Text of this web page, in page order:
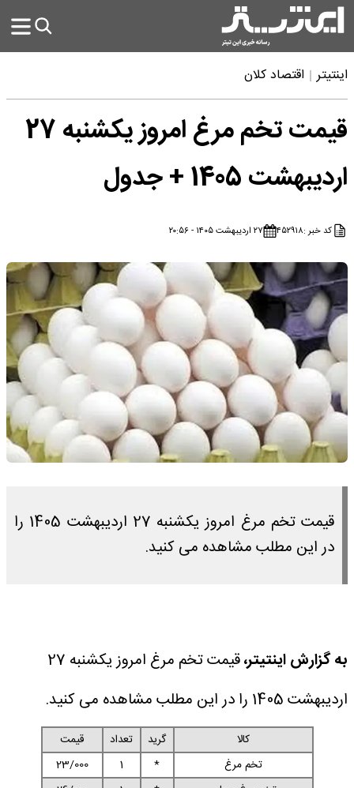
اینتیتر اقتصاد کلان
قیمت تخم مرغ امروز یکشنبه 27
اردیبهشت 1405 + جدول
کد خبر :۴۵۲۹۱۸ ۲۷ اردیبهشت ۱۴۰۵ - ۲۰:۵۶
قیمت تخم مرغ امروز یکشنبه 27 اردیبهشت 1405 را
در این مطلب مشاهده می کنید.
به گزارش اینتیتر،
قیمت تخم مرغ امروز یکشنبه 27
اردیبهشت 1405 را در این مطلب مشاهده می کنید.
کالا گرید تعداد
قیمت
تخم مرغ
*
1
23/000